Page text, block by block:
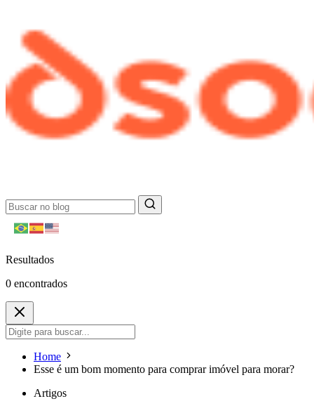
Resultados
0 encontrados
Home
Esse é um bom momento para comprar imóvel para morar?
Artigos